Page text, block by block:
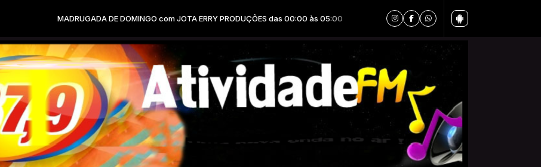
MADRUGADA DE DOMINGO com JOTA ERRY PRODUÇÕES das 00:00 às 05:00